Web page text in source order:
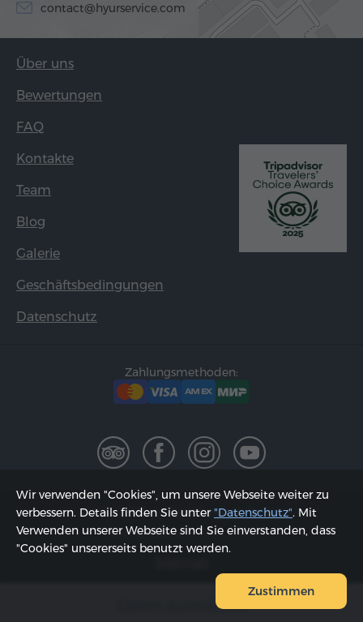
Daten auswählen
contact@hyurservice.com
Über uns
Bewertungen
FAQ
Kontakte
Team
Blog
Galerie
Geschäftsbedingungen
Datenschutz
Zahlungsmethoden:
2002 - 2026, © "Hyur Service" GmbH;
Aktualisiert am 10.08.2026
Wir verwenden "Cookies", um unsere Webseite weiter zu
verbessern. Details finden Sie unter"Datenschutz". Mit
Verwenden unserer Webseite sind Sie einverstanden, dass
"Cookies" unsererseits benutzt werden.
Zustimmen